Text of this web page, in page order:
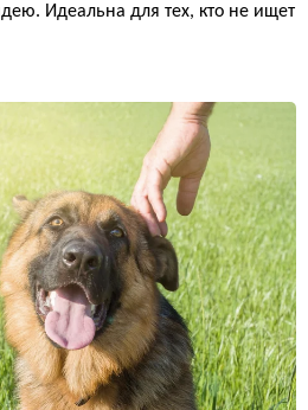
Идеальна для тех, кто не ищет